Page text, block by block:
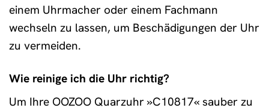
einem Uhrmacher oder einem Fachmann
wechseln zu lassen, um Beschädigungen der Uhr
zu vermeiden.
Wie reinige ich die Uhr richtig?
Um Ihre OOZOO Quarzuhr »C10817« sauber zu